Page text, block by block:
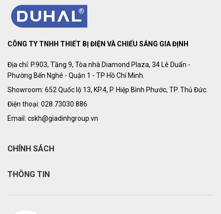
CÔNG TY TNHH THIẾT BỊ ĐIỆN VÀ CHIẾU SÁNG GIA ĐỊNH
Địa chỉ: P.903, Tầng 9, Tòa nhà Diamond Plaza, 34 Lê Duẩn -
Phường Bến Nghé - Quận 1 - TP Hồ Chí Minh.
Showroom: 652 Quốc lộ 13, KP.4, P. Hiệp Bình Phước, TP. Thủ Đức.
Điện thoại: 028 73030 886
Email: cskh@giadinhgroup.vn
CHÍNH SÁCH
THÔNG TIN